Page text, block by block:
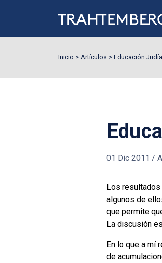
Inicio > Artículos > Educación
01 Dic 2011 /
Los
algunos de
que permite
La discusión
En lo que a mí
de